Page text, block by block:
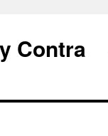
Contra